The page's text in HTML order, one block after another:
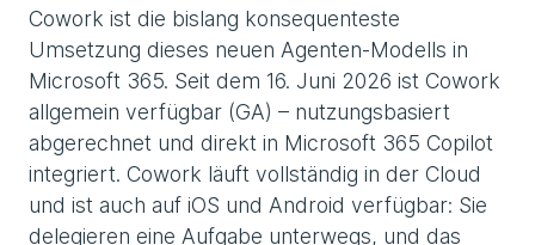
Cowork ist die bislang konsequenteste
Umsetzung dieses neuen Agenten-Modells in
Microsoft 365. Seit dem 16. Juni 2026 ist Cowork
allgemein verfügbar (GA) – nutzungsbasiert
abgerechnet und direkt in Microsoft 365 Copilot
integriert. Cowork läuft vollständig in der Cloud
und ist auch auf iOS und Android verfügbar: Sie
delegieren eine Aufgabe unterwegs, und das